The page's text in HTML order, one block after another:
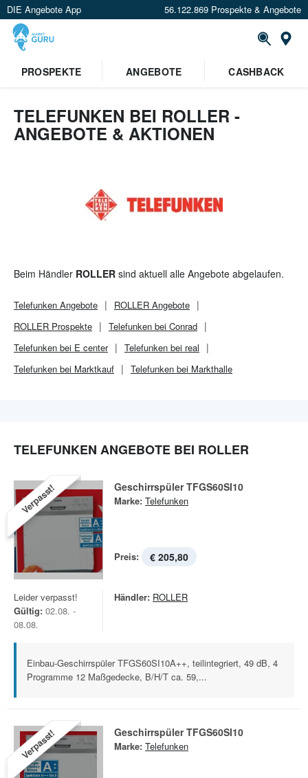
DIE Angebote App 56.122.869 Prospekte & Angebote
Standort festlegen
PROSPEKTE ANGEBOTE CASHBACK
TELEFUNKEN BEI ROLLER -
ANGEBOTE & AKTIONEN
Beim Händler ROLLER sind aktuell alle Angebote abgelaufen.
Telefunken Angebote ROLLER Angebote
ROLLER Prospekte
Telefunken bei Conrad
Telefunken bei E center
Telefunken bei real
Telefunken bei Marktkauf
Telefunken bei Markthalle
TELEFUNKEN ANGEBOTE BEI ROLLER
Verpasst! Geschirrspüler TFGS60SI10
Marke: Telefunken
Preis: € 205,80
Leider verpasst!
Gültig: 02.08. -
08.08.
Händler: ROLLER
Einbau-Geschirrspüler TFGS60SI10A++, teilintegriert, 49 dB, 4
Programme 12 Maßgedecke, B/H/T ca. 59,...
Verpasst! Geschirrspüler TFGS60SI10
Marke: Telefunken